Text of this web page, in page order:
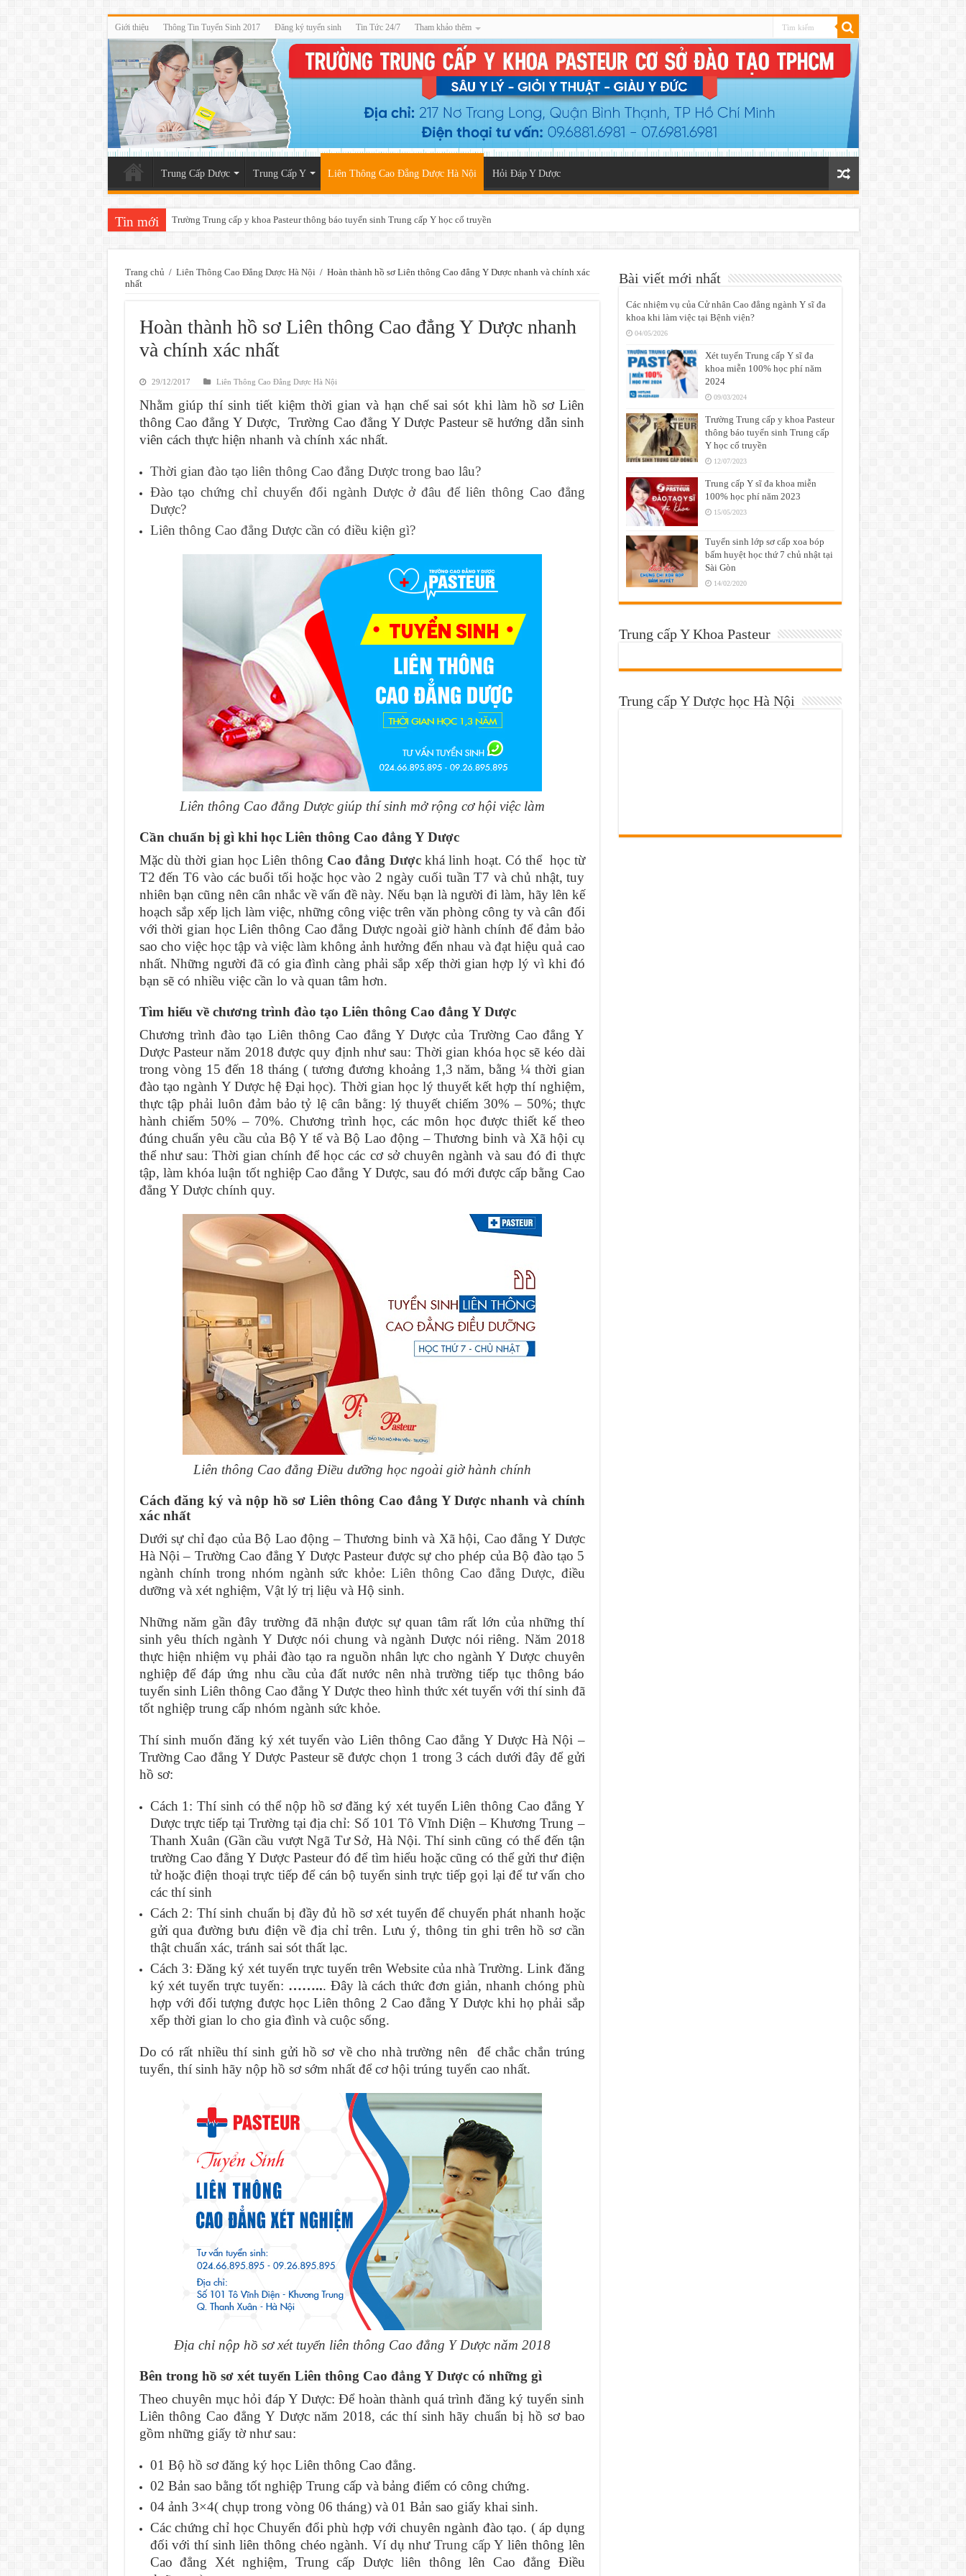
Giới thiệu Thông Tin Tuyển Sinh 2017 Đăng ký tuyển sinh Tin Tức 24/7 Tham khảo thêm
Trung Cấp Dược Trung Cấp Y Liên Thông Cao Đẳng Dược Hà Nội Hỏi Đáp Y Dược
Tin mới Trường Trung cấp y khoa Pasteur thông báo tuyển sinh Trung cấp Y học cổ truyền
Trang chủ / Liên Thông Cao Đẳng Dược Hà Nội / Hoàn thành hồ sơ Liên thông Cao đẳng Y Dược nhanh và chính xác
nhất
Hoàn thành hồ sơ Liên thông Cao đẳng Y Dược nhanh
và chính xác nhất
29/12/2017 Liên Thông Cao Đẳng Dược Hà Nội
Nhằm giúp thí sinh tiết kiệm thời gian và hạn chế sai sót khi làm hồ sơ Liên
thông Cao đẳng Y Dược, Trường Cao đẳng Y Dược Pasteur sẽ hướng dẫn sinh
viên cách thực hiện nhanh và chính xác nhất.
Thời gian đào tạo liên thông Cao đẳng Dược trong bao lâu?
Đào tạo chứng chỉ chuyển đổi ngành Dược ở đâu để liên thông Cao đẳng
Dược?
Liên thông Cao đẳng Dược cần có điều kiện gì?
Liên thông Cao đẳng Dược giúp thí sinh mở rộng cơ hội việc làm
Cần chuẩn bị gì khi học Liên thông Cao đẳng Y Dược
Mặc dù thời gian học Liên thông Cao đẳng Dượckhá linh hoạt. Có thể học từ
T2 đến T6 vào các buổi tối hoặc học vào 2 ngày cuối tuần T7 và chủ nhật, tuy
nhiên bạn cũng nên cân nhắc về vấn đề này. Nếu bạn là người đi làm, hãy lên kế
hoạch sắp xếp lịch làm việc, những công việc trên văn phòng công ty và cân đối
với thời gian học Liên thông Cao đẳng Dược ngoài giờ hành chính để đảm bảo
sao cho việc học tập và việc làm không ảnh hưởng đến nhau và đạt hiệu quả cao
nhất. Những người đã có gia đình càng phải sắp xếp thời gian hợp lý vì khi đó
bạn sẽ có nhiều việc cần lo và quan tâm hơn.
Tìm hiểu về chương trình đào tạo Liên thông Cao đẳng Y Dược
Chương trình đào tạo Liên thông Cao đẳng Y Dược của Trường Cao đẳng Y
Dược Pasteur năm 2018 được quy định như sau: Thời gian khóa học sẽ kéo dài
trong vòng 15 đến 18 tháng ( tương đương khoảng 1,3 năm, bằng ¼ thời gian
đào tạo ngành Y Dược hệ Đại học). Thời gian học lý thuyết kết hợp thí nghiệm,
thực tập phải luôn đảm bảo tỷ lệ cân bằng: lý thuyết chiếm 30% – 50%; thực
hành chiếm 50% – 70%. Chương trình học, các môn học được thiết kế theo
đúng chuẩn yêu cầu của Bộ Y tế và Bộ Lao động – Thương binh và Xã hội cụ
thể như sau: Thời gian chính để học các cơ sở chuyên ngành và sau đó đi thực
tập, làm khóa luận tốt nghiệp Cao đẳng Y Dược, sau đó mới được cấp bằng Cao
đẳng Y Dược chính quy.
Liên thông Cao đẳng Điều dưỡng học ngoài giờ hành chính
Cách đăng ký và nộp hồ sơ Liên thông Cao đẳng Y Dược nhanh và chính
xác nhất
Dưới sự chỉ đạo của Bộ Lao động – Thương binh và Xã hội, Cao đẳng Y Dược
Hà Nội – Trường Cao đẳng Y Dược Pasteur được sự cho phép của Bộ đào tạo 5
ngành chính trong nhóm ngành sức khỏe: Liên thông Cao đẳng Dược, điều
dưỡng và xét nghiệm, Vật lý trị liệu và Hộ sinh.
Những năm gần đây trường đã nhận được sự quan tâm rất lớn của những thí
sinh yêu thích ngành Y Dược nói chung và ngành Dược nói riêng. Năm 2018
thực hiện nhiệm vụ phải đào tạo ra nguồn nhân lực cho ngành Y Dược chuyên
nghiệp để đáp ứng nhu cầu của đất nước nên nhà trường tiếp tục thông báo
tuyển sinh Liên thông Cao đẳng Y Dược theo hình thức xét tuyển với thí sinh đã
tốt nghiệp trung cấp nhóm ngành sức khỏe.
Thí sinh muốn đăng ký xét tuyển vào Liên thông Cao đẳng Y Dược Hà Nội –
Trường Cao đẳng Y Dược Pasteur sẽ được chọn 1 trong 3 cách dưới đây để gửi
hồ sơ:
Cách 1: Thí sinh có thể nộp hồ sơ đăng ký xét tuyển Liên thông Cao đẳng Y
Dược trực tiếp tại Trường tại địa chỉ: Số 101 Tô Vĩnh Diện – Khương Trung –
Thanh Xuân (Gần cầu vượt Ngã Tư Sở, Hà Nội. Thí sinh cũng có thể đến tận
trường Cao đẳng Y Dược Pasteur đó để tìm hiểu hoặc cũng có thể gửi thư điện
tử hoặc điện thoại trực tiếp để cán bộ tuyển sinh trực tiếp gọi lại để tư vấn cho
các thí sinh
Cách 2: Thí sinh chuẩn bị đầy đủ hồ sơ xét tuyển để chuyển phát nhanh hoặc
gửi qua đường bưu điện về địa chỉ trên. Lưu ý, thông tin ghi trên hồ sơ cần
thật chuẩn xác, tránh sai sót thất lạc.
Cách 3: Đăng ký xét tuyển trực tuyến trên Website của nhà Trường. Link đăng
ký xét tuyển trực tuyến: ……... Đây là cách thức đơn giản, nhanh chóng phù
hợp với đối tượng được học Liên thông 2 Cao đẳng Y Dược khi họ phải sắp
xếp thời gian lo cho gia đình và cuộc sống.
Do có rất nhiều thí sinh gửi hồ sơ về cho nhà trường nên để chắc chắn trúng
tuyển, thí sinh hãy nộp hồ sơ sớm nhất để cơ hội trúng tuyển cao nhất.
Địa chỉ nộp hồ sơ xét tuyển liên thông Cao đẳng Y Dược năm 2018
Bên trong hồ sơ xét tuyển Liên thông Cao đẳng Y Dược có những gì
Theo chuyên mục hỏi đáp Y Dược: Để hoàn thành quá trình đăng ký tuyển sinh
Liên thông Cao đẳng Y Dược năm 2018, các thí sinh hãy chuẩn bị hồ sơ bao
gồm những giấy tờ như sau:
01 Bộ hồ sơ đăng ký học Liên thông Cao đẳng.
02 Bản sao bằng tốt nghiệp Trung cấp và bảng điểm có công chứng.
04 ảnh 3×4( chụp trong vòng 06 tháng) và 01 Bản sao giấy khai sinh.
Các chứng chỉ học Chuyển đổi phù hợp với chuyên ngành đào tạo. ( áp dụng
đối với thí sinh liên thông chéo ngành. Ví dụ nhưTrung cấp Y liên thông lên
Cao đẳng Xét nghiệm, Trung cấp Dược liên thông lên Cao đẳng Điều
Bài viết mới nhất
Các nhiệm vụ của Cử nhân Cao đẳng ngành Y sĩ đa
khoa khi làm việc tại Bệnh viện?
04/05/2026
Xét tuyển Trung cấp Y sĩ đa
khoa miễn 100% học phí năm
2024
09/03/2024
Trường Trung cấp y khoa Pasteur
thông báo tuyển sinh Trung cấp
Y học cổ truyền
12/07/2023
Trung cấp Y sĩ đa khoa miễn
100% học phí năm 2023
15/05/2023
Tuyển sinh lớp sơ cấp xoa bóp
bấm huyệt học thứ 7 chủ nhật tại
Sài Gòn
14/02/2020
Trung cấp Y Khoa Pasteur
Trung cấp Y Dược học Hà Nội